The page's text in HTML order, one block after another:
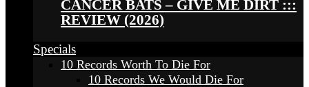
CANCER BATS – GIVE ME DIRT :::
REVIEW (2026)
Specials
10 Records Worth To Die For
10 Records We Would Die For